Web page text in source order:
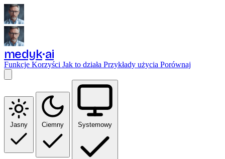
medyk ai
Funkcje Korzyści Jak to działa Przykłady użycia Porównaj
Jasny Ciemny Systemowy